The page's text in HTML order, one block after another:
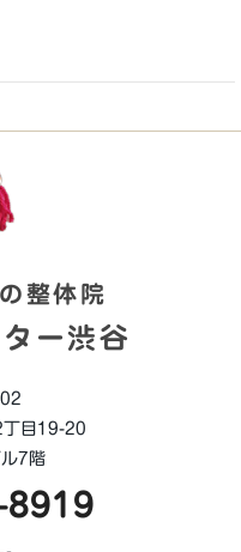
整体院
ー渋谷
丁目19-20
7階